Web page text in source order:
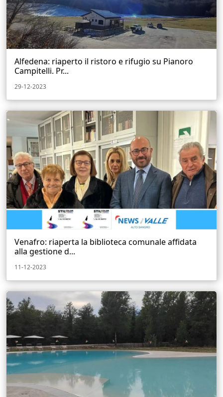
Alfedena: riaperto il ristoro e rifugio su Pianoro
Campitelli. Pr...
29-12-2023
Venafro: riaperta la biblioteca comunale affidata
alla gestione d...
11-12-2023